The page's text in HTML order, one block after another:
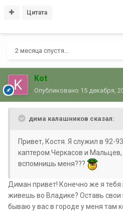
Цитата
2 месяца спустя...
Kot
Опубликовано 15 декабря,
дима калашников сказал:
Привет, Костя. Я служил в 92-
каптером.Черкасов и
вспомнишь меня???
Диман привет! Конечно же я
живешь во Владике? Оставь
бываю у вас в городе у меня там